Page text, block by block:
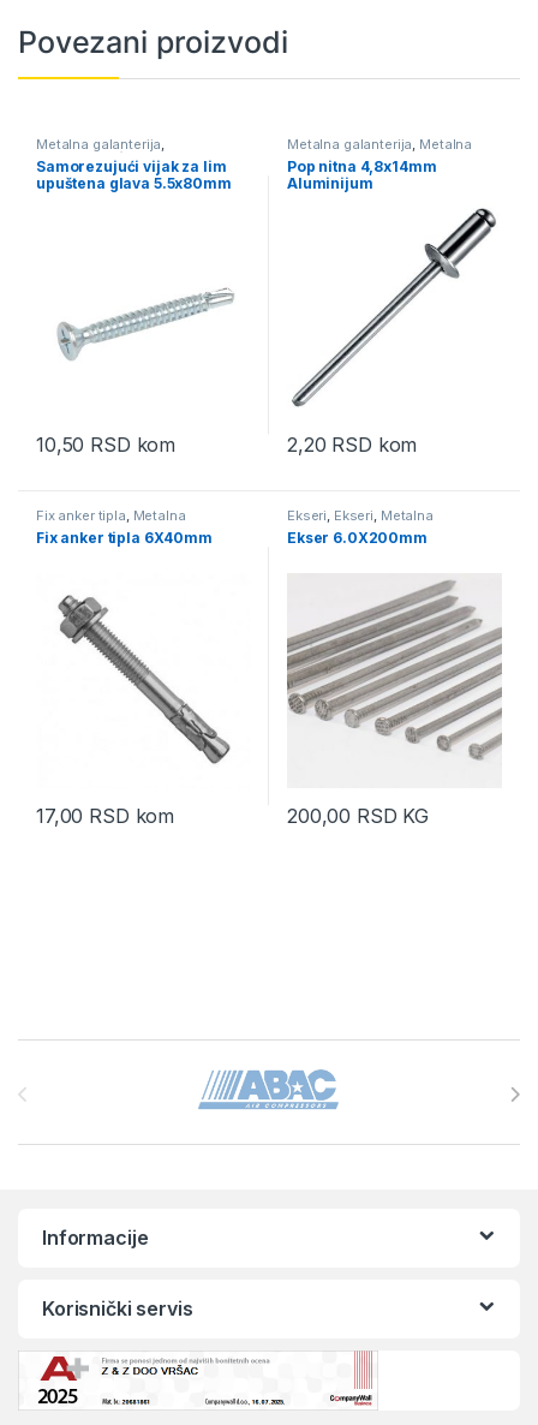
Povezani proizvodi
Metalna galanterija,
Samorezujući vijak za lim krstak
upuštena glava
Samorezujući vijak za lim
upuštena glava 5.5x80mm
10,50 RSD kom
Metalna galanterija, Metalna
pozamanterija Pop nitne
aluminijum
Pop nitna 4,8x14mm
Aluminijum
2,20 RSD kom
Fix anker tipla, Metalna
galanterija ,Tiple
Fix anker tipla 6X40mm
17,00 RSD kom
Ekseri, Ekseri, Metalna
galanterija
Ekser 6.0X200mm
200,00 RSD KG
Brands Carousel
Informacije
Korisnički servis